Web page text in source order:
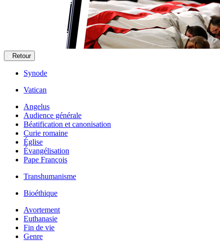
Retour
Synode
Vatican
Angelus
Audience générale
Béatification et canonisation
Curie romaine
Église
Évangélisation
Pape François
Transhumanisme
Bioéthique
Avortement
Euthanasie
Fin de vie
Genre